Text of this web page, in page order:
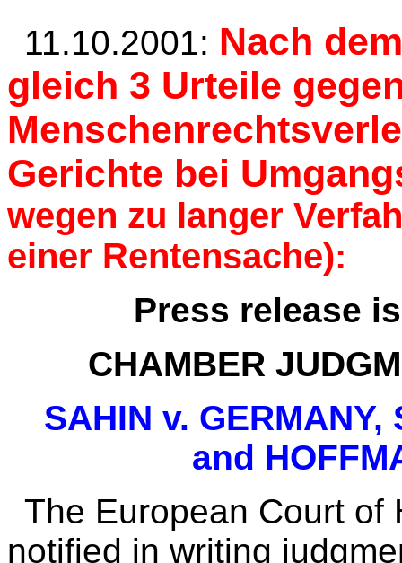
11.10.2001: Nach
gleich 3 Urteile
Gerichte bei
wegen zu langer
einer Rentensache):
Press release
CHAMBER
SAHIN v. GERMANY,
and
The European Court of
notified in writing